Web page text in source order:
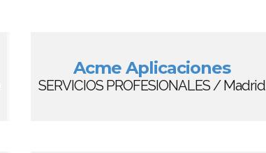
Acme Aplicaciones
SERVICIOS PROFESIONALES / Madrid